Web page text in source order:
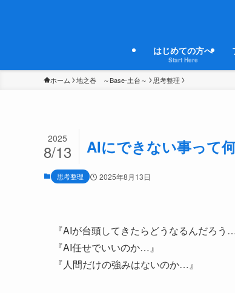
はじめての方へ
Start Here
ホーム 地之巻 ～Base-土台～ 思考整理
AIにできない事って
2025
8/13
思考整理 2025年8月13日
『AIが台頭してきたらどうなるんだろう…
『AI任せでいいのか…』
『人間だけの強みはないのか…』